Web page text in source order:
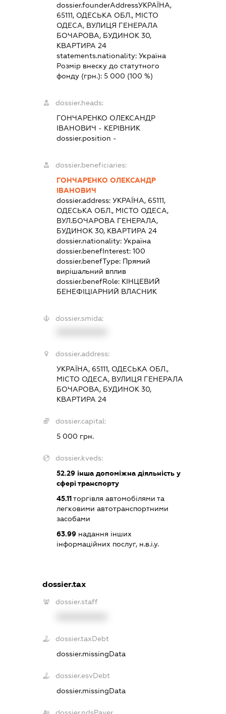
dossier.founderAddressУКРАЇНА,
65111, ОДЕСЬКА ОБЛ., МІСТО
ОДЕСА, ВУЛИЦЯ ГЕНЕРАЛА
БОЧАРОВА, БУДИНОК 30,
КВАРТИРА 24
statements.nationality: Україна
Розмір внеску до статутного
фонду (грн.): 5 000 (100 %)
dossier.heads:
ГОНЧАРЕНКО ОЛЕКСАНДР
ІВАНОВИЧ - КЕРІВНИК
dossier.position -
dossier.beneficiaries:
ГОНЧАРЕНКО ОЛЕКСАНДР
ІВАНОВИЧ
dossier.address: УКРАЇНА, 65111,
ОДЕСЬКА ОБЛ., МІСТО ОДЕСА,
ВУЛ.БОЧАРОВА ГЕНЕРАЛА,
БУДИНОК 30, КВАРТИРА 24
dossier.nationality: Україна
dossier.benefInterest: 100
dossier.benefType: Прямий
вирішальний вплив
dossier.benefRole: КІНЦЕВИЙ
БЕНЕФІЦІАРНИЙ ВЛАСНИК
dossier.smida:
dossier.address:
УКРАЇНА, 65111, ОДЕСЬКА ОБЛ.,
МІСТО ОДЕСА, ВУЛИЦЯ ГЕНЕРАЛА
БОЧАРОВА, БУДИНОК 30,
КВАРТИРА 24
dossier.capital:
5 000 грн.
dossier.kveds:
52.29інша допоміжна діяльність у
сфері транспорту
45.11торгівля автомобілями та
легковими автотранспортними
засобами
63.99надання інших
інформаційних послуг, н.в.і.у.
dossier.tax
dossier.staff
dossier.taxDebt
dossier.missingData
dossier.esvDebt
dossier.missingData
dossier.ndsPayer